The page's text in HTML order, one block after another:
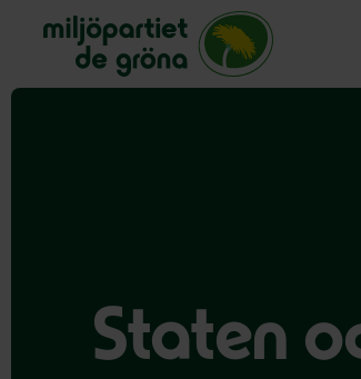
Miljöpartiet de gröna, startsida
Staten